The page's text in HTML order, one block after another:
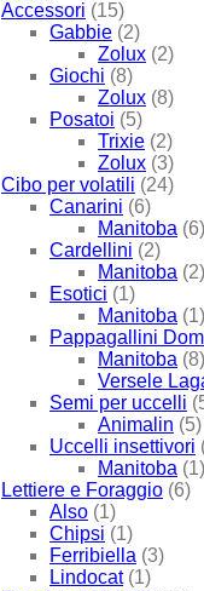
Accessori (15)
Gabbie (2)
Zolux (2)
Giochi (8)
Zolux (8)
Posatoi (5)
Trixie (2)
Zolux (3)
Cibo per volatili (24)
Canarini (6)
Manitoba (6)
Cardellini (2)
Manitoba (2)
Esotici (1)
Manitoba (1)
Pappagallini
Manitoba (8)
Versele
Semi per uccelli
Animalin (5)
Uccelli insettivori
Manitoba (1)
Lettiere e Foraggio (6)
Also (1)
Chipsi (1)
Ferribiella (3)
Lindocat (1)